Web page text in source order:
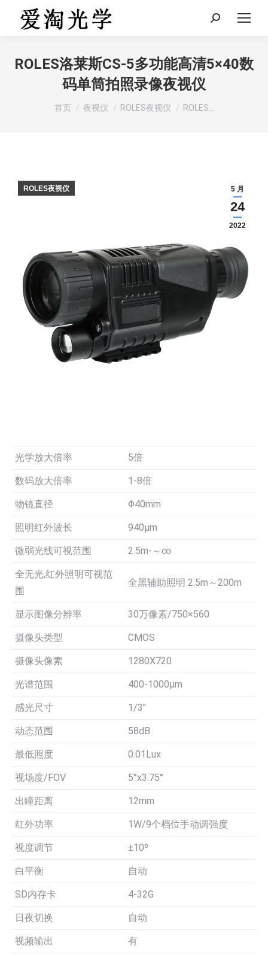
Search:
ROLES洛莱斯CS-5多功能高清5×40数
码单筒拍照录像夜视仪
您在这里：
首页 夜视仪 ROLES夜视仪 ROLES…
5 月
24
2022
ROLES夜视仪
光学放大倍率 5倍
数码放大倍率 1-8倍
物镜直径 Φ40mm
照明红外波长 940µm
微弱光线可视范围 2.5m-～∞
全无光,红外照明可视范
围
全黑辅助照明 2.5m～200m
显示图像分辨率 30万像素/750×560
摄像头类型 CMOS
摄像头像素 1280X720
光谱范围 400-1000µm
感光尺寸 1/3″
动态范围 58dB
最低照度 0.01Lux
视场度/FOV 5°x3.75°
出瞳距离 12mm
红外功率 1W/9个档位手动调强度
视度调节 ±10º
白平衡 自动
SD内存卡 4-32G
日夜切换 自动
视频输出 有